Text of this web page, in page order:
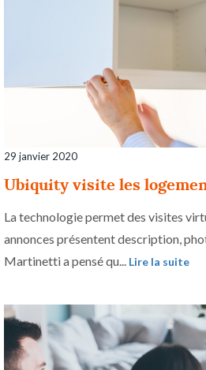
29 janvier 2020
Ubiquity visite les
La technologie permet des visites
annonces présentent description,
Martinetti a pensé qu...
Lire la suite